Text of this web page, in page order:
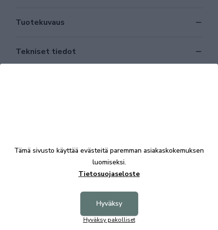
Tuotekuvaus
Tekniset tiedot
Tämä sivusto käyttää evästeitä paremman asiakaskokemuksen
luomiseksi.
Tietosuojaseloste
Hyväksy
Hyväksy pakolliset